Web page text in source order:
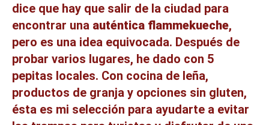
dice que hay que salir de la ciudad para
encontrar una auténtica flammekueche,
pero es una idea equivocada. Después de
probar varios lugares, he dado con 5
pepitas locales. Con cocina de leña,
productos de granja y opciones sin gluten,
ésta es mi selección para ayudarte a evitar